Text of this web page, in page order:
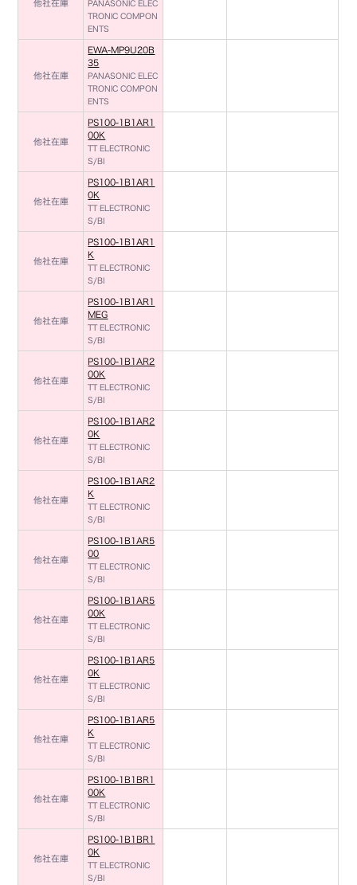
他社在庫
PANASONIC ELEC
TRONIC COMPON
ENTS
他社在庫
EWA-MP9U20B
35
PANASONIC ELEC
TRONIC COMPON
ENTS
他社在庫
PS100-1B1AR1
00K
TT ELECTRONIC
S/BI
他社在庫
PS100-1B1AR1
0K
TT ELECTRONIC
S/BI
他社在庫
PS100-1B1AR1
K
TT ELECTRONIC
S/BI
他社在庫
PS100-1B1AR1
MEG
TT ELECTRONIC
S/BI
他社在庫
PS100-1B1AR2
00K
TT ELECTRONIC
S/BI
他社在庫
PS100-1B1AR2
0K
TT ELECTRONIC
S/BI
他社在庫
PS100-1B1AR2
K
TT ELECTRONIC
S/BI
他社在庫
PS100-1B1AR5
00
TT ELECTRONIC
S/BI
他社在庫
PS100-1B1AR5
00K
TT ELECTRONIC
S/BI
他社在庫
PS100-1B1AR5
0K
TT ELECTRONIC
S/BI
他社在庫
PS100-1B1AR5
K
TT ELECTRONIC
S/BI
他社在庫
PS100-1B1BR1
00K
TT ELECTRONIC
S/BI
他社在庫
PS100-1B1BR1
0K
TT ELECTRONIC
S/BI